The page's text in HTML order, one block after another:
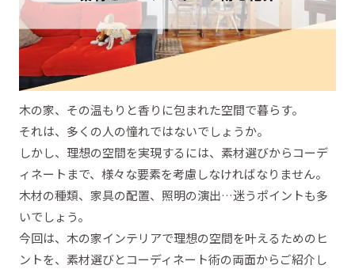
木の家、その温もりと香りに包まれた空間で暮らす。
それは、多くの人の憧れではないでしょうか。
しかし、理想の空間を実現するには、素材選びからコーデ
ィネートまで、様々な要素を考慮しなければなりません。
木材の種類、家具の配置、照明の演出…迷うポイントも多
いでしょう。
今回は、木の家インテリアで理想の空間を叶えるためのヒ
ントを、素材選びとコーディネート術の両面からご紹介し